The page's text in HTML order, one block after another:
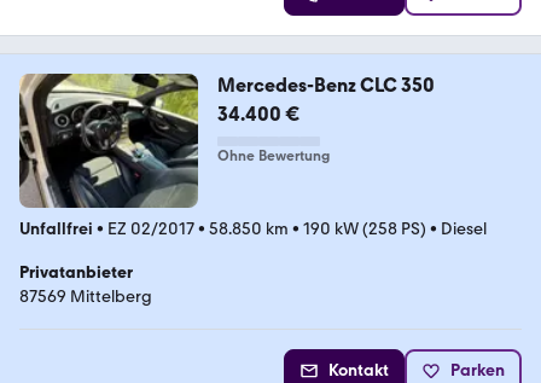
Mercedes-Benz CLC 350
34.400 €
Ohne Bewertung
Unfallfrei • EZ 02/2017• 58.850 km • 190 kW (258 PS) • Diesel
Privatanbieter
87569 Mittelberg
Kontakt Parken